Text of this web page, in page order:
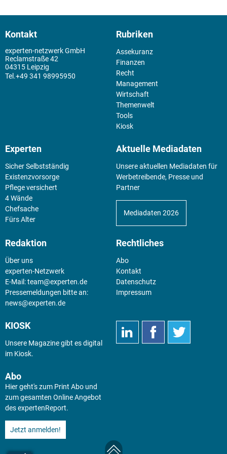
Kontakt
experten-netzwerk GmbH
Reclamstraße 42
04315 Leipzig
+49 341 98995950
Rubriken
Assekuranz
Finanzen
Recht
Management
Wirtschaft
Themenwelt
Tools
Kiosk
Experten
Sicher Selbstständig
Existenz­vorsorge
Pflege versichert
4 Wände
Chefsache
Fürs Alter
Aktuelle Mediadaten
Unsere aktuellen Mediadaten für
Werbetreibende, Presse und
Partner
Mediadaten 2026
Redaktion
Über uns
experten-Netzwerk
E-Mail:team@experten.de
Pressemeldungen bitte an:
news@experten.de
Rechtliches
Abo
Kontakt
Datenschutz
Impressum
KIOSK
Unsere Magazine gibt es digital
im Kiosk.
Abo
Hier geht's zum Print Abo und
zum gesamten Online Angebot
des expertenReport.
Jetzt anmelden!